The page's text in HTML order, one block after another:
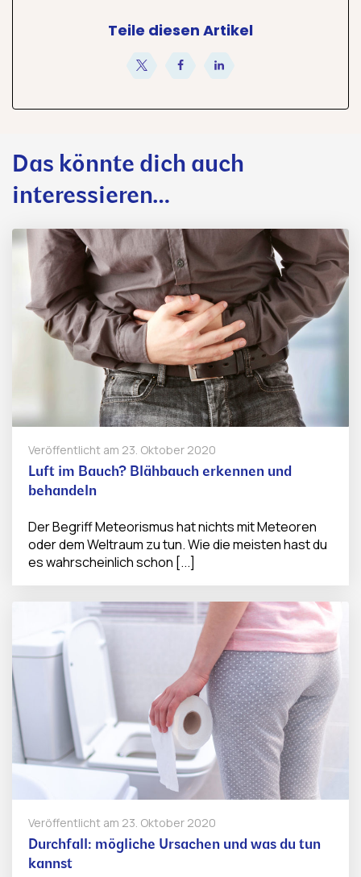
Teile diesen Artikel
Das könnte dich auch
interessieren…
Veröffentlicht am 23. Oktober 2020
Luft im Bauch? Blähbauch erkennen und
behandeln
Der Begriff Meteorismus hat nichts mit Meteoren
oder dem Weltraum zu tun. Wie die meisten hast du
es wahrscheinlich schon [...]
Veröffentlicht am 23. Oktober 2020
Durchfall: mögliche Ursachen und was du tun
kannst